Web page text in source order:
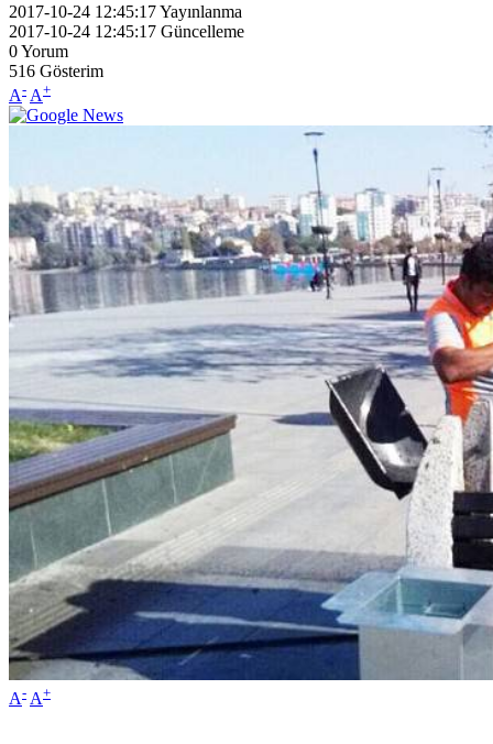
2017-10-24 12:45:17Yayınlanma
2017-10-24 12:45:17 Güncelleme
0Yorum
516 Gösterim
A- A+
A- A+